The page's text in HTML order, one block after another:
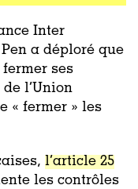
Inter
a déploré que
ses
l’Union
« fermer » les
l’article 25
les contrôles